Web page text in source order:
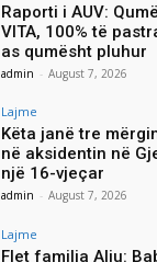
Raporti i AUV:
VITA, 100% të
as qumësht pluhur
admin - August 7, 2026
Lajme
Këta janë tre
në aksidentin në
një 16-vjeçar
admin - August 7, 2026
Lajme
Flet familja Aliu: